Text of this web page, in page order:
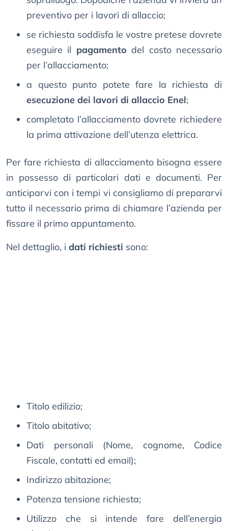
preventivo per i lavori di allaccio;
se richiesta soddisfa le vostre pretese dovrete
eseguire il pagamento del costo necessario
per l’allacciamento;
a questo punto potete fare la richiesta di
esecuzione dei lavori di allaccio Enel;
completato l’allacciamento dovrete richiedere
la prima attivazione dell’utenza elettrica.
Per fare richiesta di allacciamento bisogna essere
in possesso di particolari dati e documenti. Per
anticiparvi con i tempi vi consigliamo di prepararvi
tutto il necessario prima di chiamare l’azienda per
fissare il primo appuntamento.
Nel dettaglio, i dati richiesti sono:
Titolo edilizio;
Titolo abitativo;
Dati personali (Nome, cognome, Codice
Fiscale, contatti ed email);
Indirizzo abitazione;
Potenza tensione richiesta;
Utilizzo che si intende fare dell’energia